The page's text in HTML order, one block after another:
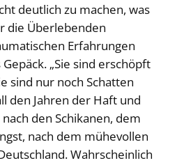
deutlich zu machen, was
die Überlebenden
Erfahrungen
„Sie sind erschöpft
sind nur noch Schatten
den Jahren der Haft und
den Schikanen, dem
nach dem mühevollen
Wahrscheinlich